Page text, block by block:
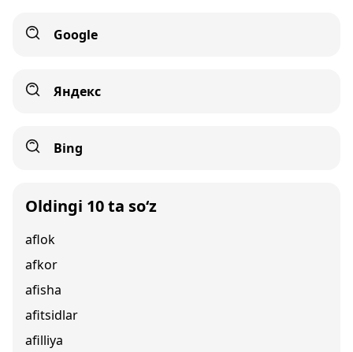
Google
Яндекс
Bing
Oldingi 10 ta so‘z
aflok
afkor
afisha
afitsidlar
afilliya